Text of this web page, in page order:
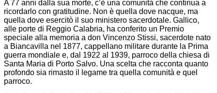
A 77 anni dalla sua morte, c’è una comunità che continua a
ricordarlo con gratitudine. Non è quella dove nacque, ma
quella dove esercitò il suo ministero sacerdotale. Gallico,
alle porte di Reggio Calabria, ha conferito un Premio
speciale alla memoria a don Vincenzo Stissi, sacerdote nato
a Biancavilla nel 1877, cappellano militare durante la Prima
guerra mondiale e, dal 1922 al 1939, parroco della chiesa di
Santa Maria di Porto Salvo. Una scelta che racconta quanto
profondo sia rimasto il legame tra quella comunità e quel
parroco.